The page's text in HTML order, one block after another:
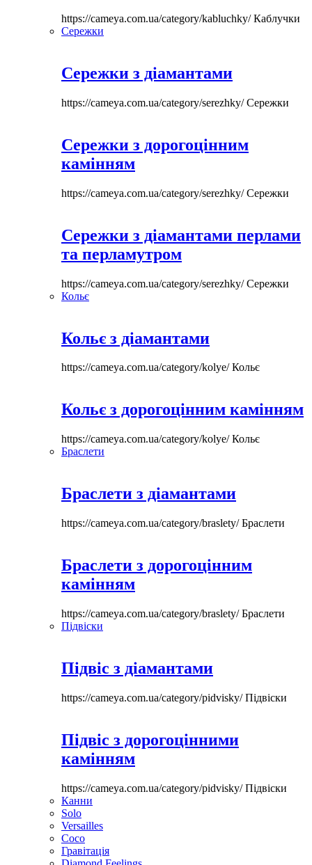
https://cameya.com.ua/category/kabluchky/Каблучки
Сережки
Сережки з діамантами
https://cameya.com.ua/category/serezhky/Сережки
Сережки з дорогоцінним
камінням
https://cameya.com.ua/category/serezhky/Сережки
Сережки з діамантами перлами
та перламутром
https://cameya.com.ua/category/serezhky/Сережки
Кольє
Кольє з діамантами
https://cameya.com.ua/category/kolye/Кольє
Кольє з дорогоцінним камінням
https://cameya.com.ua/category/kolye/Кольє
Браслети
Браслети з діамантами
https://cameya.com.ua/category/braslety/Браслети
Браслети з дорогоцінним
камінням
https://cameya.com.ua/category/braslety/Браслети
Підвіски
Підвіс з діамантами
https://cameya.com.ua/category/pidvisky/Підвіски
Підвіс з дорогоцінними
камінням
https://cameya.com.ua/category/pidvisky/Підвіски
Канни
Solo
Versailles
Coco
Гравітація